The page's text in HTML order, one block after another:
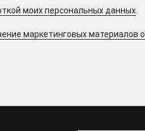
моих персональных данных
маркетинговых